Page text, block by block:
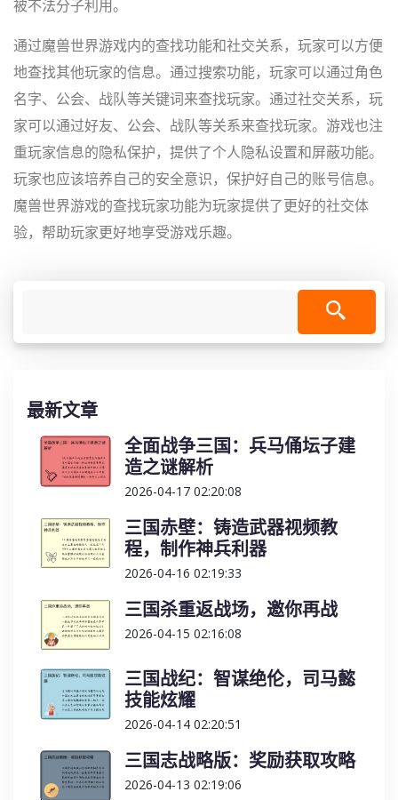
被不法分子利用。
通过魔兽世界游戏内的查找功能和社交关系，玩家可以方便
地查找其他玩家的信息。通过搜索功能，玩家可以通过角色
名字、公会、战队等关键词来查找玩家。通过社交关系，玩
家可以通过好友、公会、战队等关系来查找玩家。游戏也注
重玩家信息的隐私保护，提供了个人隐私设置和屏蔽功能。
玩家也应该培养自己的安全意识，保护好自己的账号信息。
魔兽世界游戏的查找玩家功能为玩家提供了更好的社交体
验，帮助玩家更好地享受游戏乐趣。
最新文章
全面战争三国：兵马俑坛子建
造之谜解析
2026-04-17 02:20:08
三国赤壁：铸造武器视频教
程，制作神兵利器
2026-04-16 02:19:33
三国杀重返战场，邀你再战
2026-04-15 02:16:08
三国战纪：智谋绝伦，司马懿
技能炫耀
2026-04-14 02:20:51
三国志战略版：奖励获取攻略
2026-04-13 02:19:06